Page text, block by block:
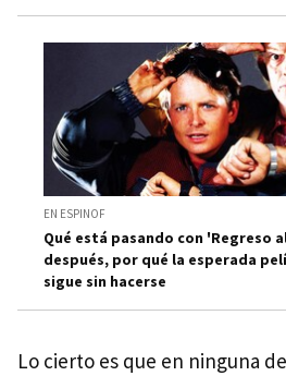
EN ESPINOF
Qué está pasando con 'Regreso
después, por qué la esperada
sigue sin hacerse
Lo cierto es que en ninguna